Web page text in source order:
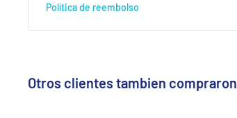
Política de reembolso
Otros clientes tambien compraron